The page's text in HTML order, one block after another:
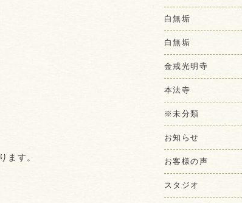
ます。
白無垢
白無垢
金戒光明寺
本法寺
※未分類
お知らせ
お客様の声
スタジオ